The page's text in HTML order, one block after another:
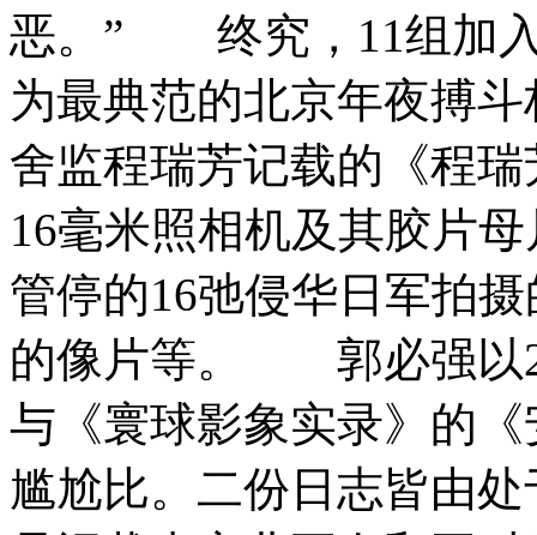
恶。” 终究，11组加入
为最典范的北京年夜搏
舍监程瑞芳记载的《程
16毫米照相机及其胶片
管停的16弛侵华日军拍
的像片等。 郭必强以
与《寰球影象实录》的
尴尬比。二份日志皆由